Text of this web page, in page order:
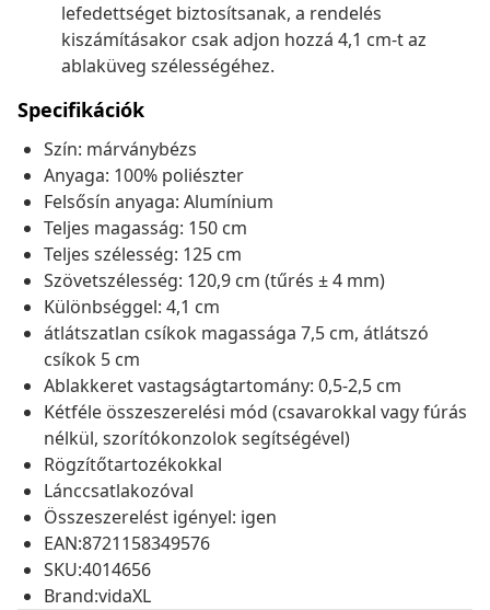
lefedettséget biztosítsanak, a rendelés
kiszámításakor csak adjon hozzá 4,1 cm-t az
ablaküveg szélességéhez.
Specifikációk
Szín: márványbézs
Anyaga: 100% poliészter
Felsősín anyaga: Alumínium
Teljes magasság: 150 cm
Teljes szélesség: 125 cm
Szövetszélesség: 120,9 cm (tűrés ± 4 mm)
Különbséggel: 4,1 cm
átlátszatlan csíkok magassága 7,5 cm, átlátszó
csíkok 5 cm
Ablakkeret vastagságtartomány: 0,5-2,5 cm
Kétféle összeszerelési mód (csavarokkal vagy fúrás
nélkül, szorítókonzolok segítségével)
Rögzítőtartozékokkal
Lánccsatlakozóval
Összeszerelést igényel: igen
EAN:8721158349576
SKU:4014656
Brand:vidaXL